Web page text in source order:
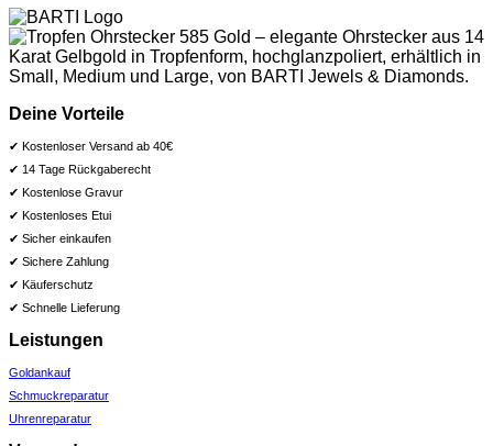
Deine Vorteile
✔ Kostenloser Versand ab 40€
✔ 14 Tage Rückgaberecht
✔ Kostenlose Gravur
✔ Kostenloses Etui
✔ Sicher einkaufen
✔ Sichere Zahlung
✔ Käuferschutz
✔ Schnelle Lieferung
Leistungen
Goldankauf
Schmuckreparatur
Uhrenreparatur